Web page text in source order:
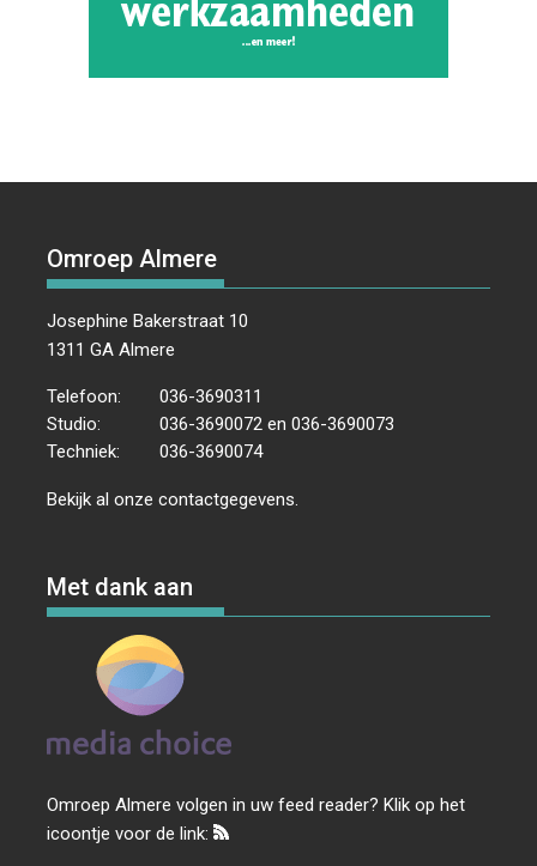
Omroep Almere
Josephine Bakerstraat 10
1311 GA Almere
Telefoon:
036-3690311
Studio:
036-3690072 en 036-3690073
Techniek:
036-3690074
Bekijk al onzecontactgegevens
Met dank aan
Omroep Almere volgen in uw feed reader? Klik op het
icoontje voor de link: